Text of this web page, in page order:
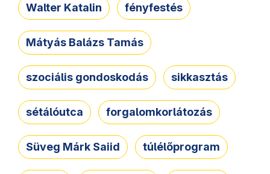
Walter Katalin fényfestés
Mátyás Balázs Tamás
szociális gondoskodás sikkasztás
sétálóutca forgalomkorlátozás
Süveg Márk Saiid túlélőprogram